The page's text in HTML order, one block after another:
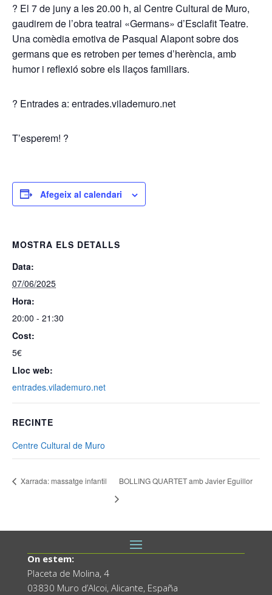
? El 7 de juny a les 20.00 h, al Centre Cultural de Muro,
gaudirem de l’obra teatral «Germans» d’Esclafit Teatre.
Una comèdia emotiva de Pasqual Alapont sobre dos
germans que es retroben per temes d’herència, amb
humor i reflexió sobre els llaços familiars.
?️ Entrades a: entrades.vilademuro.net
T’esperem! ?
Afegeix al calendari
MOSTRA ELS DETALLS
Data:
07/06/2025
Hora:
20:00 - 21:30
Cost:
5€
Lloc web:
entrades.vilademuro.net
RECINTE
Centre Cultural de Muro
Xarrada: massatge infantil BOLLING QUARTET amb Javier Eguillor
On estem:
Placeta de Molina, 4
03830 Muro d’Alcoi, Alicante, España